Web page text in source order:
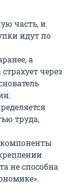
часть, и
идут по
а
через
труда,
не способна